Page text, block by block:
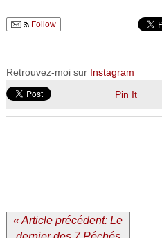
Follow
Retrouvez-moi sur Instagram
Pin It
« Article précédent: Le